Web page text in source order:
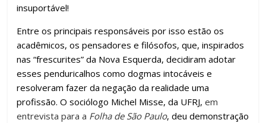
insuportável!
Entre os principais responsáveis por isso estão os
acadêmicos, os pensadores e filósofos, que, inspirados
nas “frescurites” da Nova Esquerda, decidiram adotar
esses penduricalhos como dogmas intocáveis e
resolveram fazer da negação da realidade uma
profissão. O sociólogo Michel Misse, da UFRJ,em
entrevista para a Folha de São Paulo, deu demonstração